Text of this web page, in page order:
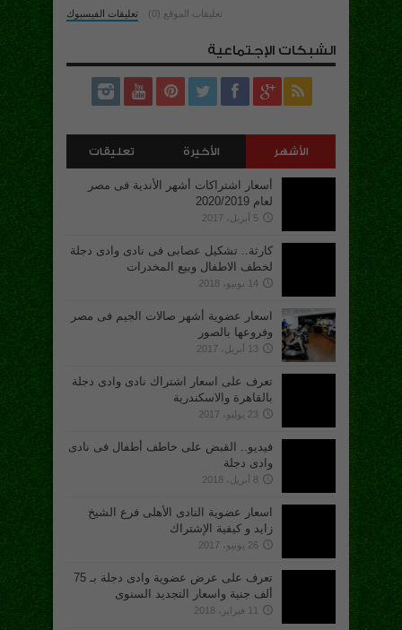
تعليقات الفيسبوك تعليقات الموقع (0)
الشبكات الإجتماعية
الأشهر الأخيرة تعليقات
أسعار اشتراكات أشهر الأندية فى مصر
لعام 2020/2019
5 أبريل، 2017
كارثة.. تشكيل عصابى فى نادى وادى دجلة
لخطف الاطفال وبيع المخدرات
14 يونيو، 2018
اسعار عضوية أشهر صالات الجيم فى مصر
وفروعها بالصور
13 أبريل، 2017
تعرف على اسعار اشتراك نادى وادى دجلة
بالقاهرة والاسكندرية
23 يوليو، 2017
فيديو.. القبض على خاطف أطفال فى نادى
وادى دجلة
8 أبريل، 2018
اسعار عضوية النادى الأهلى فرع الشيخ
زايد و كيفية الإشتراك
26 يونيو، 2017
تعرف على عرض عضوية وادى دجلة بـ 75
ألف جنية واسعار التجديد السنوى
11 فبراير، 2018